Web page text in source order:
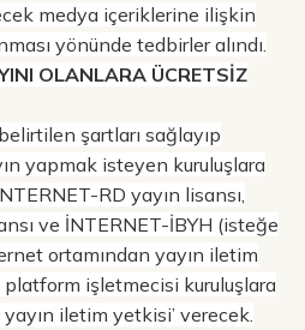
medya içeriklerine ilişkin
yönünde tedbirler alındı.
OLANLARA ÜCRETSİZ
şartları sağlayıp
yapmak isteyen kuruluşlara
RD yayın lisansı,
ve İNTERNET-İBYH (isteğe
ortamından yayın iletim
işletmecisi kuruluşlara
iletim yetkisi’ verecek.